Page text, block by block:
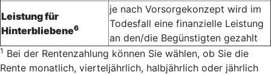
Leistung für
Hinterbliebene6
je nach Vorsorgekonzept wird im
Todesfall eine finanzielle Leistung
an den/die Begünstigten gezahlt
1 Bei der Rentenzahlung können Sie wählen, ob Sie die
Rente monatlich, vierteljährlich, halbjährlich oder jährlich